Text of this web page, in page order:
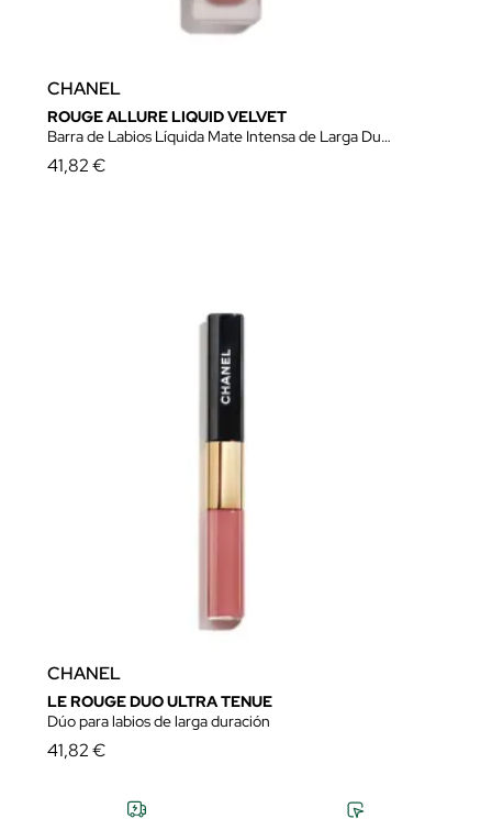
CHANEL
ROUGE ALLURE LIQUID VELVET
Barra de Labios Líquida Mate Intensa de Larga Duración
41,82 €
CHANEL
LE ROUGE DUO ULTRA TENUE
Dúo para labios de larga duración
41,82 €